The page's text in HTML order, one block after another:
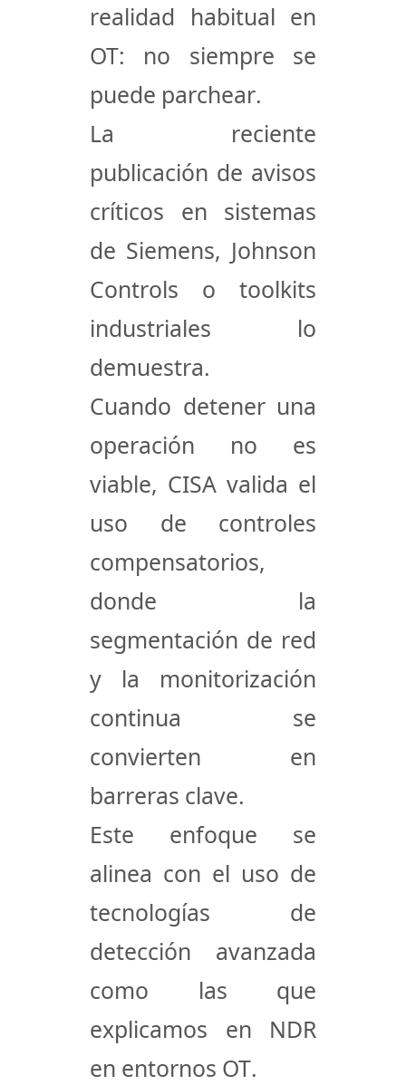
realidad habitual en
OT: no siempre se
puede parchear.
La reciente
publicación de avisos
críticos en sistemas
de Siemens, Johnson
Controls o toolkits
industriales lo
demuestra.
Cuando detener una
operación no es
viable, CISA valida el
uso de controles
compensatorios,
donde la
segmentación de red
y la monitorización
continua se
convierten en
barreras clave.
Este enfoque se
alinea con el uso de
tecnologías de
detección avanzada
como las que
explicamos en NDR
en entornos OT.